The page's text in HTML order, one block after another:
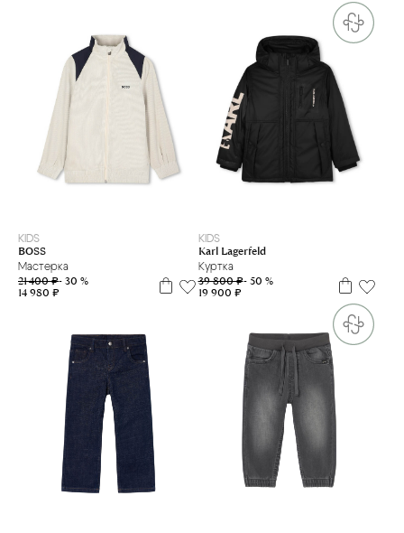
KIDS
BOSS
Мастерка
21 400 ₽- 30 %
14 980 ₽
KIDS
Karl Lagerfeld
Куртка
39 800 ₽- 50 %
19 900 ₽